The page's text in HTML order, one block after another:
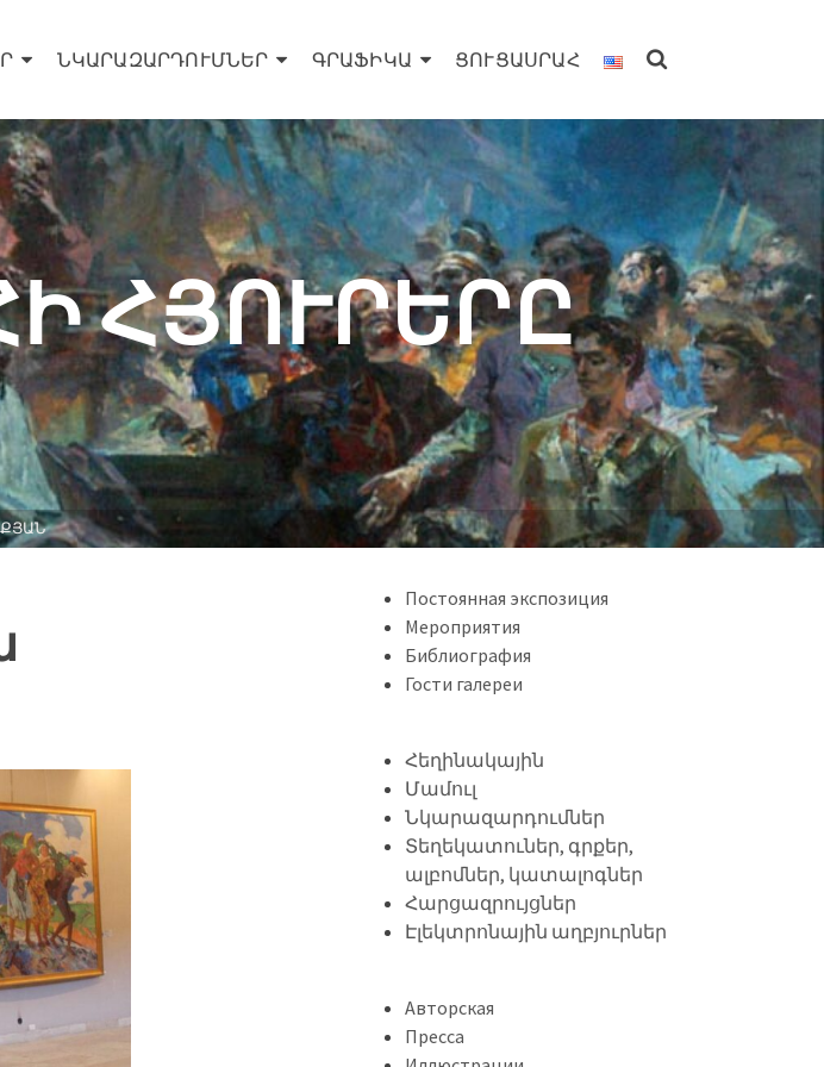
ՆԿԱՐԱԶԱՐԴՈՒՄՆԵՐ ԳՐԱՖԻԿԱ ՑՈՒՑԱՍՐԱՀ
ՀՅՈՒՐԵՐԸ
Постоянная экспозиция
Мероприятия
Библиография
Гости галереи
Հեղինակային
Մամուլ
Նկարազարդումներ
Տեղեկատուներ, գրքեր,
ալբոմներ, կատալոգներ
Հարցազրույցներ
Էլեկտրոնային աղբյուրներ
Авторская
Пресса